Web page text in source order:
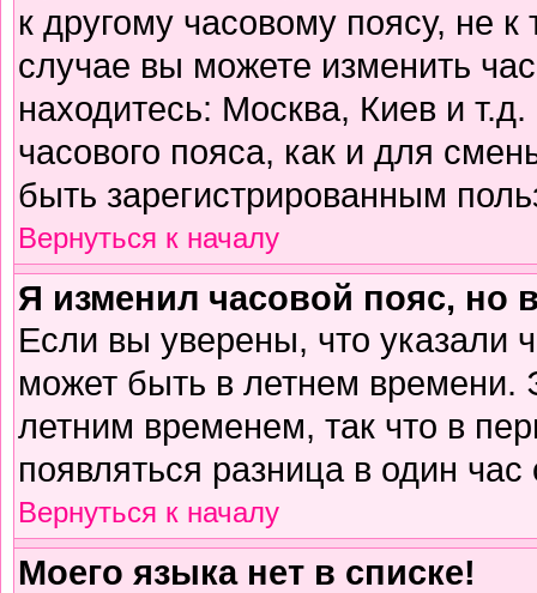
к другому часовому поясу, не
случае вы можете изменить
находитесь: Москва, Киев и
часового пояса, как и для
быть зарегистрированным
Вернуться к началу
Я изменил часовой пояс, но
Если вы уверены, что указали
может быть в летнем времени.
летним временем, так что в
появляться разница в один
Вернуться к началу
Моего языка нет в списке!